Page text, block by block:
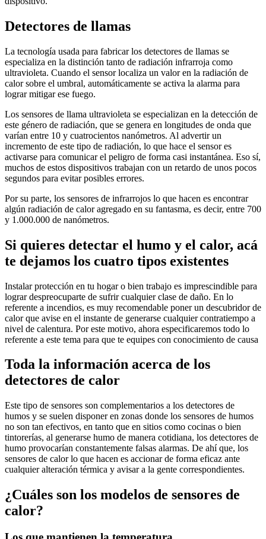
Detectores de llamas
La tecnología usada para fabricar los detectores de llamas se
especializa en la distinción tanto de radiación infrarroja como
ultravioleta. Cuando el sensor localiza un valor en la radiación de
calor sobre el umbral, automáticamente se activa la alarma para
lograr mitigar ese fuego.
Los sensores de llama ultravioleta se especializan en la detección de
este género de radiación, que se genera en longitudes de onda que
varían entre 10 y cuatrocientos nanómetros. Al advertir un
incremento de este tipo de radiación, lo que hace el sensor es
activarse para comunicar el peligro de forma casi instantánea. Eso sí,
muchos de estos dispositivos trabajan con un retardo de unos pocos
segundos para evitar posibles errores.
Por su parte, los sensores de infrarrojos lo que hacen es encontrar
algún radiación de calor agregado en su fantasma, es decir, entre 700
y 1.000.000 de nanómetros.
Si quieres detectar el humo y el calor, acá
te dejamos los cuatro tipos existentes
Instalar protección en tu hogar o bien trabajo es imprescindible para
lograr despreocuparte de sufrir cualquier clase de daño. En lo
referente a incendios, es muy recomendable poner un descubridor de
calor que avise en el instante de generarse cualquier contratiempo a
nivel de calentura. Por este motivo, ahora especificaremos todo lo
referente a este tema para que te equipes con conocimiento de causa
Toda la información acerca de los
detectores de calor
Este tipo de sensores son complementarios a los detectores de
humos y se suelen disponer en zonas donde los sensores de humos
no son tan efectivos, en tanto que en sitios como cocinas o bien
tintorerías, al generarse humo de manera cotidiana, los detectores de
humo provocarían constantemente falsas alarmas. De ahí que, los
sensores de calor lo que hacen es accionar de forma eficaz ante
cualquier alteración térmica y avisar a la gente correspondientes.
¿Cuáles son los modelos de sensores de
calor?